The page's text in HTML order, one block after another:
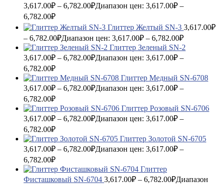
3,617.00₽ – 6,782.00₽Диапазон цен: 3,617.00₽ –
6,782.00₽
Глиттер Желтый SN-3 3,617.00₽
– 6,782.00₽Диапазон цен: 3,617.00₽ – 6,782.00₽
Глиттер Зеленый SN-2
3,617.00₽ – 6,782.00₽Диапазон цен: 3,617.00₽ –
6,782.00₽
Глиттер Медный SN-6708
3,617.00₽ – 6,782.00₽Диапазон цен: 3,617.00₽ –
6,782.00₽
Глиттер Розовый SN-6706
3,617.00₽ – 6,782.00₽Диапазон цен: 3,617.00₽ –
6,782.00₽
Глиттер Золотой SN-6705
3,617.00₽ – 6,782.00₽Диапазон цен: 3,617.00₽ –
6,782.00₽
Глиттер
Фисташковый SN-6704 3,617.00₽ – 6,782.00₽Диапазон